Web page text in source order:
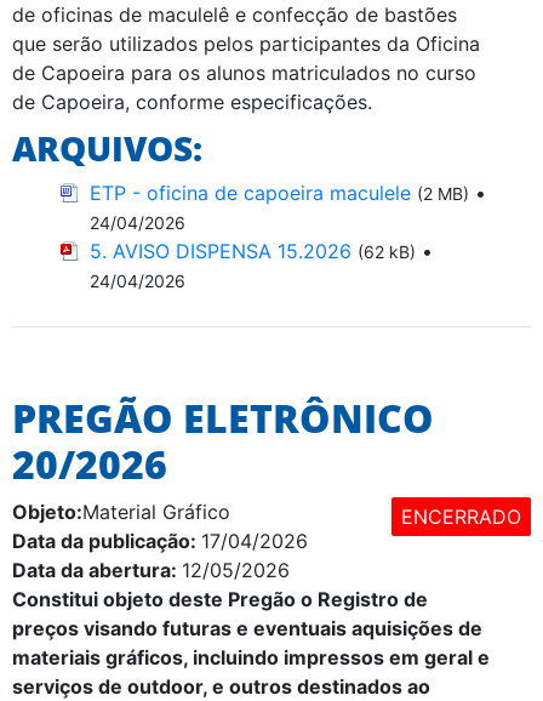
de oficinas de maculelê e confecção de bastões
que serão utilizados pelos participantes da Oficina
de Capoeira para os alunos matriculados no curso
de Capoeira, conforme especificações.
ARQUIVOS:
ETP - oficina de capoeira maculele (2 MB) •
24/04/2026
5. AVISO DISPENSA 15.2026 (62 kB) •
24/04/2026
PREGÃO ELETRÔNICO
20/2026
ENCERRADO
Objeto:Material Gráfico
Data da publicação: 17/04/2026
Data da abertura: 12/05/2026
Constitui objeto deste Pregão o Registro de
preços visando futuras e eventuais aquisições de
materiais gráficos, incluindo impressos em geral e
serviços de outdoor, e outros destinados ao